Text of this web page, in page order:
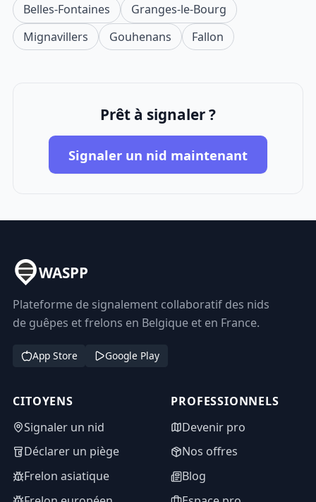
Belles-Fontaines
Granges-le-Bourg
Mignavillers
Gouhenans Fallon
Prêt à signaler ?
Signaler un nid maintenant
WASPP
Plateforme de signalement collaboratif des nids
de guêpes et frelons en Belgique et en France.
App Store Google Play
CITOYENS
Signaler un nid
Déclarer un piège
Frelon asiatique
PROFESSIONNELS
Devenir pro
Nos offres
Blog